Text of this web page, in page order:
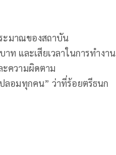
ะมาณของสถาบัน
ท และเสียเวลาในการทำงาน
ความผิดตาม
ลอมทุกคน” ว่าที่ร้อยตรี​ธนก